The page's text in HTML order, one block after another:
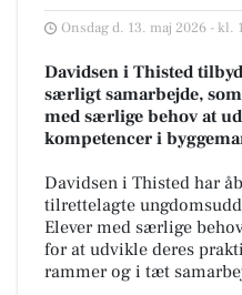
Onsdag d. 13. maj 2026 - kl.
Davidsen i Thisted
særligt samarbejde,
med særlige behov at
kompetencer i
Davidsen i Thisted har
tilrettelagte
Elever med særlige
for at udvikle deres
rammer og i tæt